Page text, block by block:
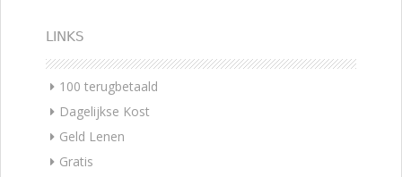
LINKS
100 terugbetaald
Dagelijkse Kost
Geld Lenen
Gratis